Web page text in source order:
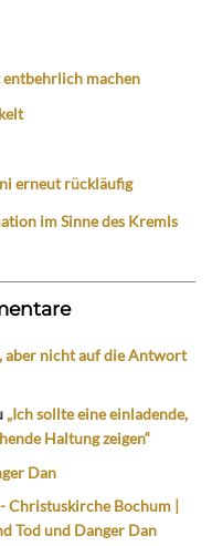
entbehrlich machen
erneut rückläufig
im Sinne des Kremls
aber nicht auf die Antwort
„Ich sollte eine einladende,
Haltung zeigen“
Dan
Christuskirche Bochum |
Tod und Danger Dan